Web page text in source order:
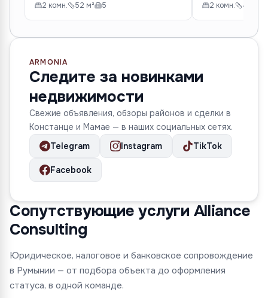
2 комн.
52 м² 5
2 комн.
40 м²
ARMONIA
Следите за новинками
недвижимости
Свежие объявления, обзоры районов и сделки в
Констанце и Мамае — в наших социальных сетях.
Telegram
Instagram TikTok
Facebook
Сопутствующие услуги Alliance
Consulting
Юридическое, налоговое и банковское сопровождение
в Румынии — от подбора объекта до оформления
статуса, в одной команде.